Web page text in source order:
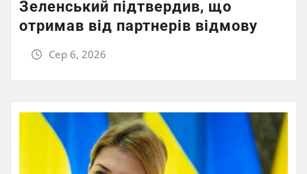
Зеленський підтвердив, що
отримав від партнерів відмову
Сер 6, 2026